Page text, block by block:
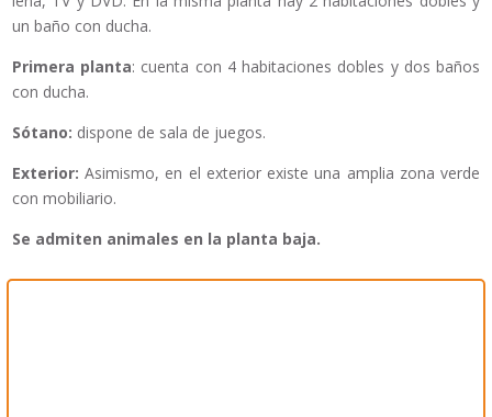
un baño con ducha.
Primera planta: cuenta con 4 habitaciones dobles y dos baños
con ducha.
Sótano: dispone de sala de juegos.
Exterior: Asimismo, en el exterior existe una amplia zona verde
con mobiliario.
Se admiten animales en la planta baja.